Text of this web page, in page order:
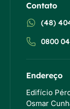
Contato
(48)
0800
Endereço
Edifício
Osmar